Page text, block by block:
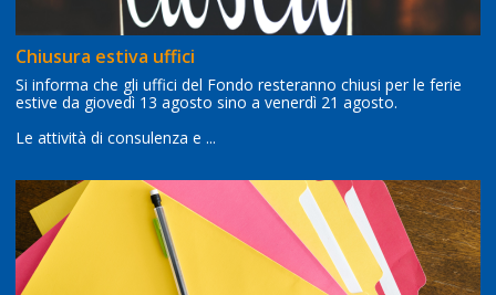
Chiusura estiva uffici
Si informa che gli uffici del Fondo resteranno chiusi per le ferie
estive da giovedì 13 agosto sino a venerdì 21 agosto.
Le attività di consulenza e ...